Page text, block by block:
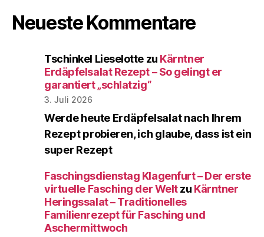
Neueste Kommentare
Tschinkel Lieselotte zu Kärntner
Erdäpfelsalat Rezept – So gelingt er
garantiert „schlatzig“
3. Juli 2026
Werde heute Erdäpfelsalat nach Ihrem
Rezept probieren, ich glaube, dass ist ein
super Rezept
Faschingsdienstag Klagenfurt – Der erste
virtuelle Fasching der Weltzu Kärntner
Heringssalat – Traditionelles
Familienrezept für Fasching und
Aschermittwoch